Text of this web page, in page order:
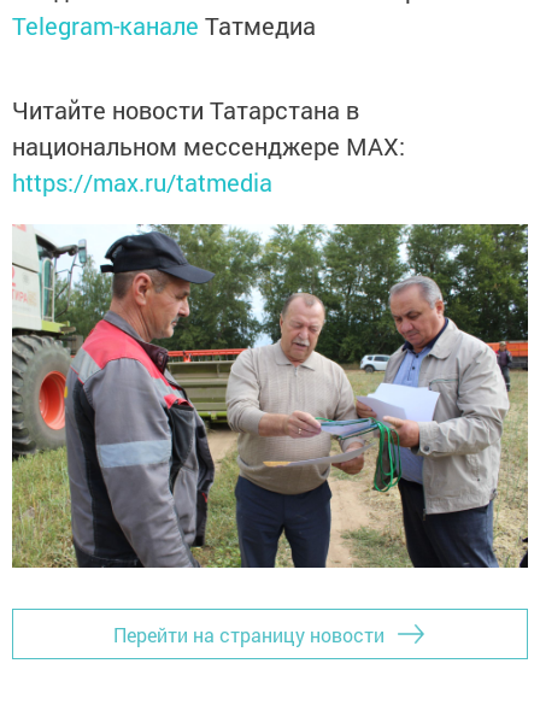
Telegram-канале Татмедиа
Читайте новости Татарстана в
национальном мессенджере MАХ:
https://max.ru/tatmedia
Перейти на страницу новости